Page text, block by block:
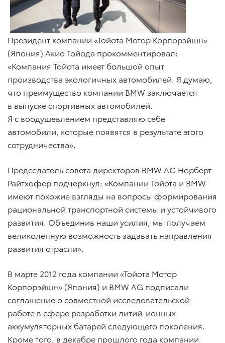
Президент компании «Тойота Мотор Корпорэйшн»
(Япония) Акио Тойода прокомментировал:
«Компания Тойота имеет большой опыт
производства экологичных автомобилей. Я думаю,
что преимущество компании BMW заключается
в выпуске спортивных автомобилей.
Я с воодушевлением представляю себе
автомобили, которые появятся в результате этого
сотрудничества».
Председатель совета директоров BMW AG Норберт
Райтхофер подчеркнул: «Компании Тойота и BMW
имеют похожие взгляды на вопросы формирования
рациональной транспортной системы и устойчивого
развития. Объединив наши усилия, мы получаем
великолепную возможность задавать направления
развития отрасли».
В марте 2012 года компании «Тойота Мотор
Корпорэйшн» (Япония) и BMW AG подписали
соглашение о совместной исследовательской
работе в сфере разработки литий-ионных
аккумуляторных батарей следующего поколения.
Кроме того, в декабре прошлого года компании